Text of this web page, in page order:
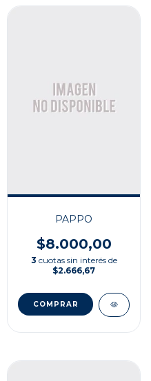
PAPPO
$8.000,00
3 cuotas sin interés de
$2.666,67